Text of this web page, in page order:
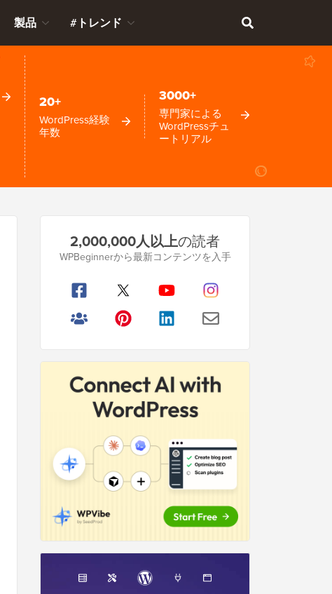
製品 #トレンド
20+
WordPress経験
年数
3000+
専門家による
WordPressチュ
ートリアル
サ
ー
2,000,000人以上の読者
WPBeginnerから最新コンテンツを入手